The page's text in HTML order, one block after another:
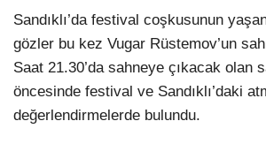
Sandıklı’da festival coşkusunun
gözler bu kez Vugar Rüstemov’un
Saat 21.30’da sahneye çıkacak olan
öncesinde festival ve Sandıklı’daki
değerlendirmelerde bulundu.